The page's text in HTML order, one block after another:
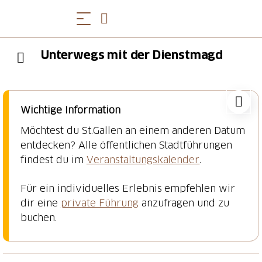
Unterwegs mit der Dienstmagd
Wichtige Information
Möchtest du St.Gallen an einem anderen Datum
entdecken? Alle öffentlichen Stadtführungen
findest du im Veranstaltungskalender.
Für ein individuelles Erlebnis empfehlen wir
dir eine private Führung anzufragen und zu
buchen.